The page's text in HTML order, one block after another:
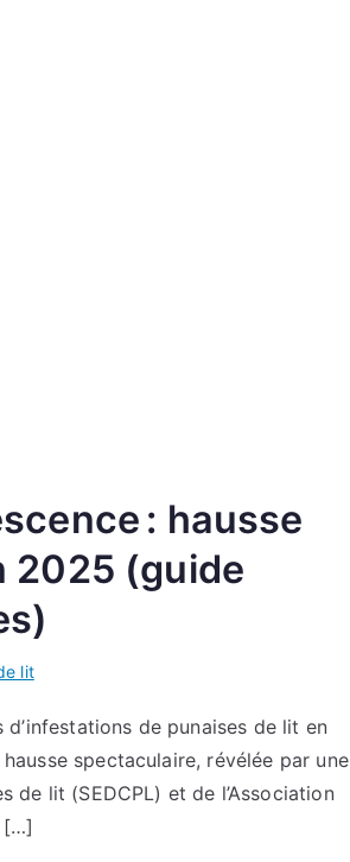
: hausse
2025 (guide
lit
de punaises de lit en
spectaculaire, révélée par une
lit (SEDCPL) et de l’Association
[…]